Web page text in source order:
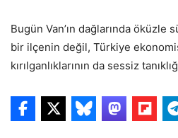
Bugün Van’ın dağlarında öküzle
bir ilçenin değil, Türkiye
kırılganlıklarının da sessiz